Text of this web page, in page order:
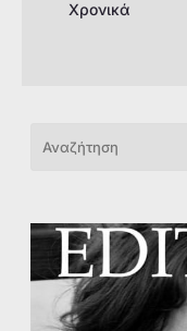
Χρονικά
Αναζήτηση